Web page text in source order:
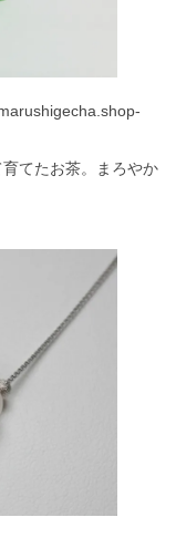
てたお茶。まろやか